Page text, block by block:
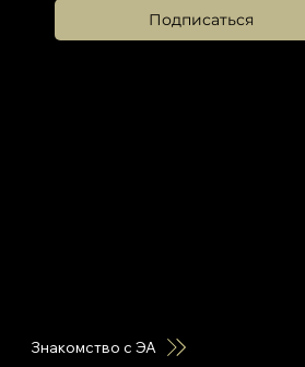
Подписаться
Знакомство с ЭА